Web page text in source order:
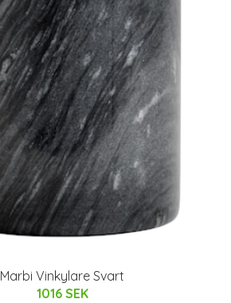
Marbi Vinkylare Svart
1016 SEK